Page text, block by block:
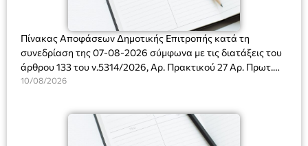
Πίνακας Αποφάσεων Δημοτικής Επιτροπής κατά τη
συνεδρίαση της 07-08-2026 σύμφωνα με τις διατάξεις του
άρθρου 133 του ν.5314/2026, Αρ. Πρακτικού 27 Αρ. Πρωτ.
Πρόσκλησης: 10817/03-08-2026
10/08/2026